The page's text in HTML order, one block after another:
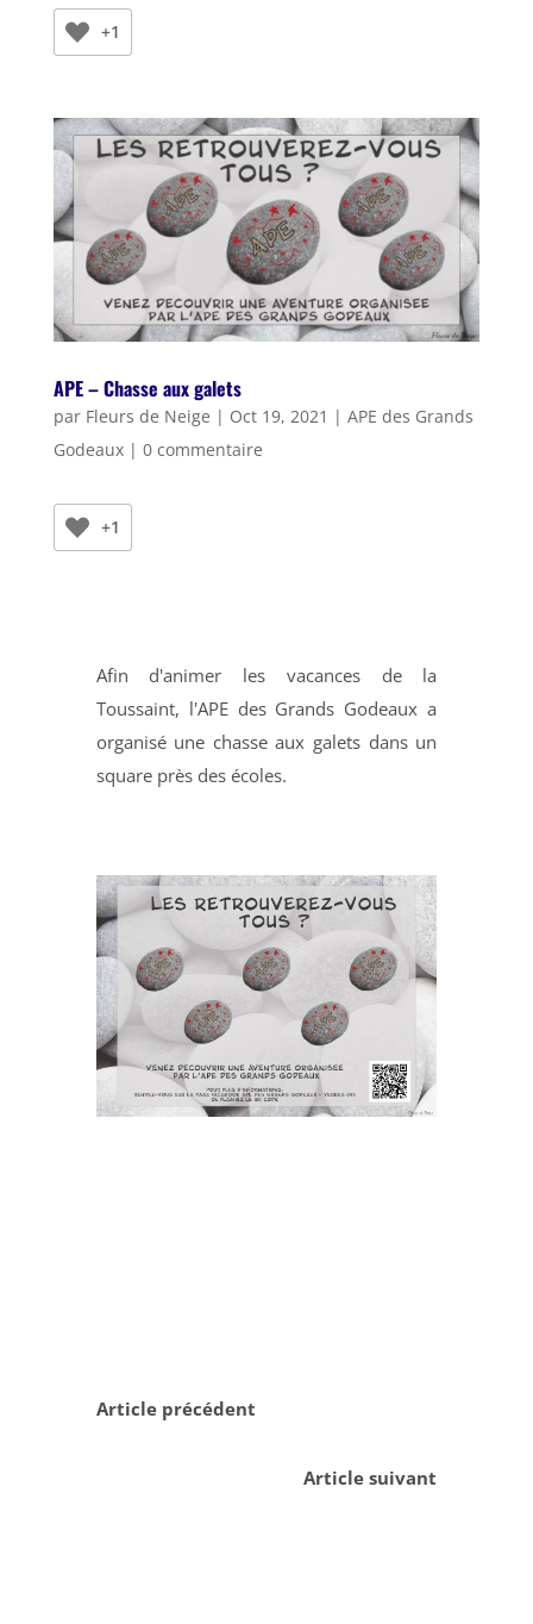
+1
APE – Chasse aux galets
par Fleurs de Neige | Oct 19, 2021 | APE des Grands
Godeaux| 0 commentaire
+1
Afin d'animer les vacances de la
Toussaint, l'APE des Grands Godeaux a
organisé une chasse aux galets dans un
square près des écoles.
Article précédent
Article suivant